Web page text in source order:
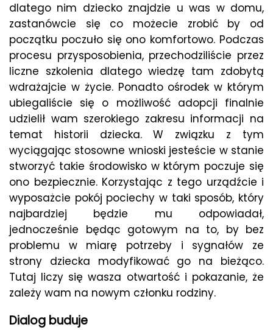
dlatego nim dziecko znajdzie u was w domu,
zastanówcie się co możecie zrobić by od
początku poczuło się ono komfortowo. Podczas
procesu przysposobienia, przechodziliście przez
liczne szkolenia dlatego wiedzę tam zdobytą
wdrażajcie w życie. Ponadto ośrodek w którym
ubiegaliście się o możliwość adopcji finalnie
udzielił wam szerokiego zakresu informacji na
temat historii dziecka. W związku z tym
wyciągając stosowne wnioski jesteście w stanie
stworzyć takie środowisko w którym poczuje się
ono bezpiecznie. Korzystając z tego urządźcie i
wyposażcie pokój pociechy w taki sposób, który
najbardziej będzie mu odpowiadał,
jednocześnie będąc gotowym na to, by bez
problemu w miarę potrzeby i sygnałów ze
strony dziecka modyfikować go na bieżąco.
Tutaj liczy się wasza otwartość i pokazanie, że
zależy wam na nowym członku rodziny.
Dialog buduje